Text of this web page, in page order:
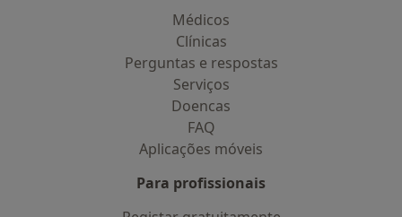
Médicos
Clínicas
Perguntas e respostas
Serviços
Doencas
FAQ
Aplicações móveis
Para profissionais